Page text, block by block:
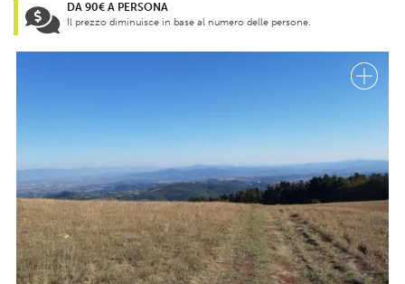
DA 90€ A PERSONA
Il prezzo diminuisce in base al numero delle persone.